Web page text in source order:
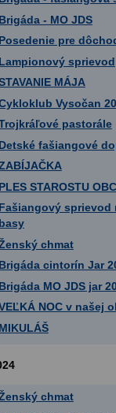
Brigáda - MO JDS
Posedenie pre
Lampionový sprievod
MÁJA
Vysočan
pastorále
Detské fašiangové
PLES STAROSTU
Fašiangový sprievod
basy
chmat
Brigáda cintorín Jar
Brigáda MO JDS jar
NOC v našej
MIKULÁŠ
chmat